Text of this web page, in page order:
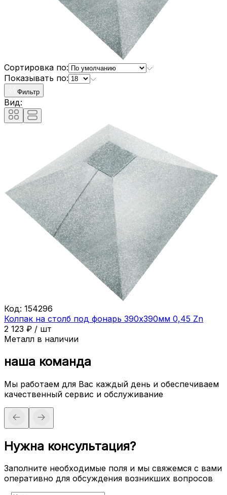
Сортировка по:
Показывать по:
Фильтр
Вид:
Код: 154296
Колпак на столб под фонарь 390х390мм 0,45 Zn
2 123 ₽ / шт
Металл в наличии
наша команда
Мы работаем для Вас каждый день и обеспечиваем
качественный сервис и обслуживание
Нужна консультация?
Заполните необходимые поля и мы свяжемся с вами
оперативно для обсуждения возникших вопросов